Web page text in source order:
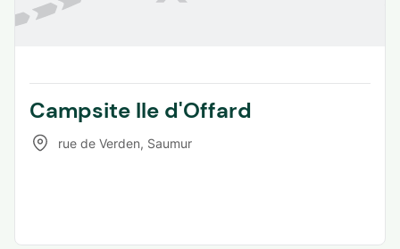
Campsite Ile d'Offard
rue de Verden, Saumur